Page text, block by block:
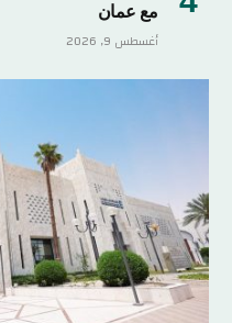
مع عمان
أغسطس 9, 2026